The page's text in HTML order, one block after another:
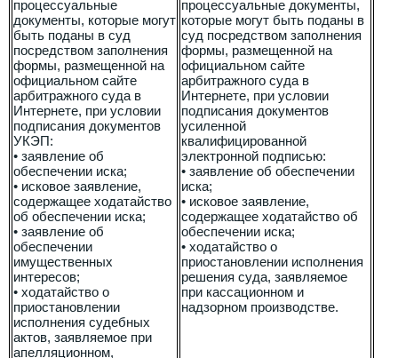
процессуальные
документы, которые могут
быть поданы в суд
посредством заполнения
формы, размещенной на
официальном сайте
арбитражного суда в
Интернете, при условии
подписания документов
УКЭП:
• заявление об
обеспечении иска;
• исковое заявление,
содержащее ходатайство
об обеспечении иска;
• заявление об
обеспечении
имущественных
интересов;
• ходатайство о
приостановлении
исполнения судебных
актов, заявляемое при
апелляционном,
процессуальные документы,
которые могут быть поданы в
суд посредством заполнения
формы, размещенной на
официальном сайте
арбитражного суда в
Интернете, при условии
подписания документов
усиленной
квалифицированной
электронной подписью:
• заявление об обеспечении
иска;
• исковое заявление,
содержащее ходатайство об
обеспечении иска;
• ходатайство о
приостановлении исполнения
решения суда, заявляемое
при кассационном и
надзорном производстве.